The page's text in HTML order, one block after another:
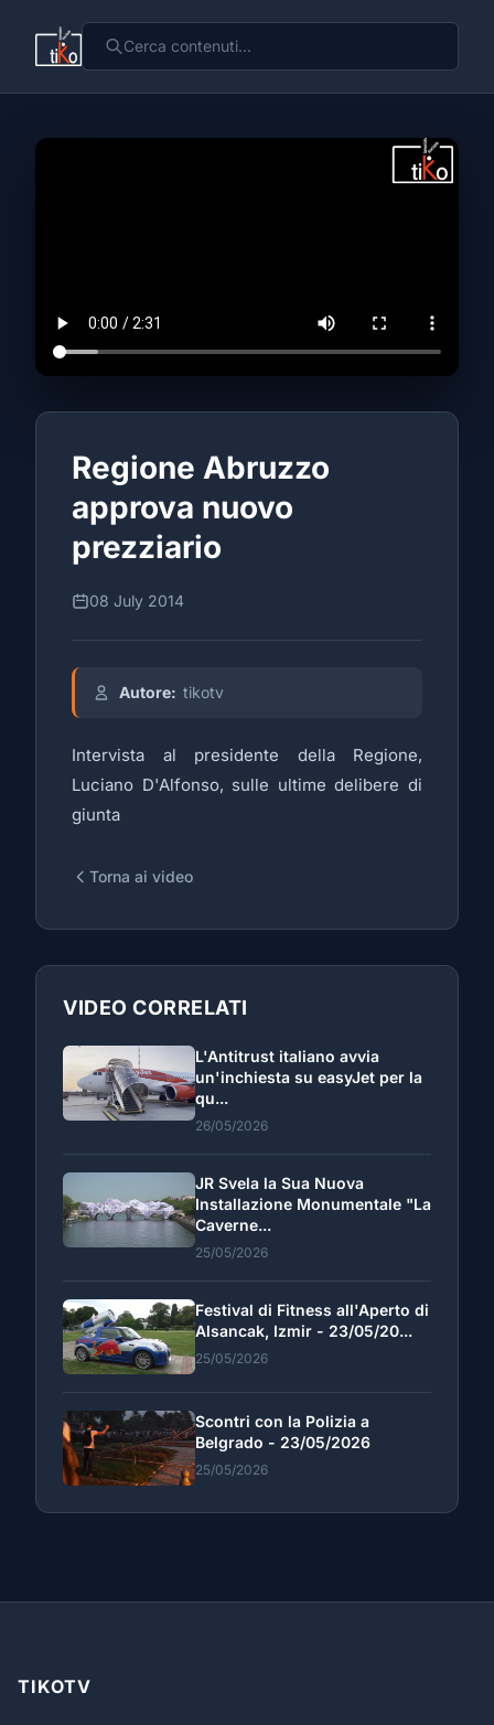
Regione Abruzzo
approva nuovo
prezziario
08 July 2014
Autore: tikotv
Intervista al presidente della Regione,
Luciano D'Alfonso, sulle ultime delibere di
giunta
Torna ai video
VIDEO CORRELATI
L'Antitrust italiano avvia
un'inchiesta su easyJet per la
qu...
26/05/2026
JR Svela la Sua Nuova
Installazione Monumentale "La
Caverne...
25/05/2026
Festival di Fitness all'Aperto di
Alsancak, Izmir - 23/05/20...
25/05/2026
Scontri con la Polizia a
Belgrado - 23/05/2026
25/05/2026
TIKOTV